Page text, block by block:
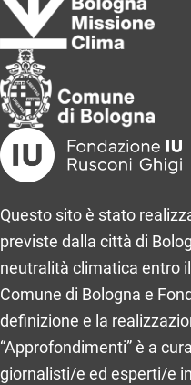
Questo sito è stato
previste dalla città di
neutralità climatica entro
Comune di Bologna e
definizione e la
“Approfondimenti” è a
giornalisti/e ed esperti/e